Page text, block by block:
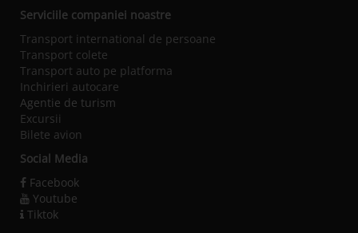
Serviciile companiei noastre
Transport international de persoane
Transport colete
Transport auto pe platforma
Inchirieri autocare
Agentie de turism
Excursii
Bilete avion
Social Media
Facebook
Youtube
Tiktok